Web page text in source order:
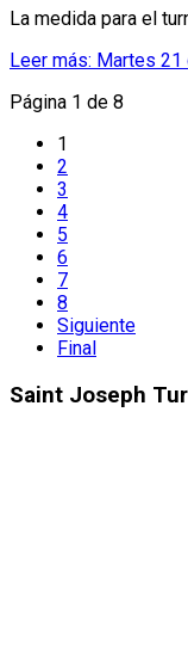
La medida para el
Leer más: Martes
Página 1 de 8
1
2
3
4
5
6
7
8
Siguiente
Final
Saint Joseph